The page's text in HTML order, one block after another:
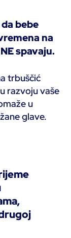
bebe
na
spavaju.
trbuščić
razvoju vaše
u
glave.